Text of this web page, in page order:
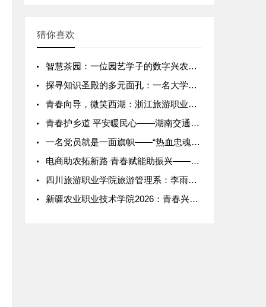
猜你喜欢
智慧茶园：一位园艺学子的数字兴农实践记
探寻知识圣殿的多元面孔：一名大学生视角下的图书馆类型调研实践
青春向导，微笑西湖：浙江旅游职业学院景区志愿服务纪实
青春护乡道 平安暖民心——湖南交通职业技术学院道路桥梁工程技
一名党员就是一面旗帜——“热血忠魂映警徽”钱德山专访
电商助农拓新路 青春赋能助振兴——2026年广东科学技术职业
四川旅游职业学院旅游管理系：李雨桐团队暑期松潘文旅赋能，藏寨
新疆农业职业技术学院2026：青春兴农，情暖天山